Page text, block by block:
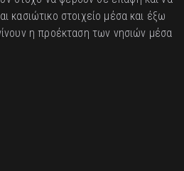
κασιώτικο στοιχείο μέσα και έξω
η προέκταση των νησιών μέσα